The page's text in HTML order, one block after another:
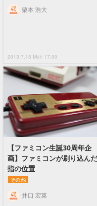
2013.7.15 Mon 17:00
栗本 浩大
【ファミコン生誕30周年企
画】ファミコンが刷り込ん
指の位置
その他
井口 宏菜